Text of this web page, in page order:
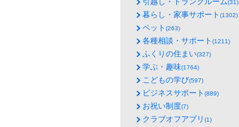
(31)
暮らし・家事サポート (1302)
ペット (263)
各種相談・サポート (1211)
ふくりの住まい(327)
学ぶ・趣味(1764)
こどもの学び(597)
ビジネスサポート (889)
お祝い制度(7)
クラブオフアプリ (1)